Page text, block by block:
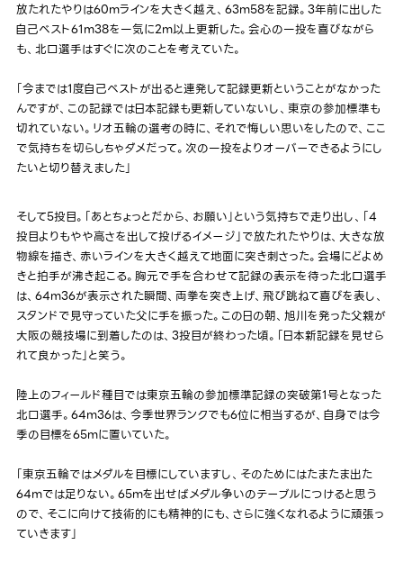
放たれたやりは60mラインを大きく越え、63m58を記録。3年前に出した
自己ベスト61m38を一気に2m以上更新した。会心の一投を喜びながら
も、北口選手はすぐに次のことを考えていた。
「今までは1度自己ベストが出ると連発して記録更新ということがなかった
んですが、この記録では日本記録も更新していないし、東京の参加標準も
切れていない。リオ五輪の選考の時に、それで悔しい思いをしたので、ここ
で気持ちを切らしちゃダメだって。次の一投をよりオーバーできるようにし
たいと切り替えました」
そして5投目。「あとちょっとだから、お願い」という気持ちで走り出し、「4
投目よりもやや高さを出して投げるイメージ」で放たれたやりは、大きな放
物線を描き、赤いラインを大きく越えて地面に突き刺さった。会場にどよめ
きと拍手が沸き起こる。胸元で手を合わせて記録の表示を待った北口選手
は、64m36が表示された瞬間、両拳を突き上げ、飛び跳ねて喜びを表し、
スタンドで見守っていた父に手を振った。この日の朝、旭川を発った父親が
大阪の競技場に到着したのは、3投目が終わった頃。「日本新記録を見せら
れて良かった」と笑う。
陸上のフィールド種目では東京五輪の参加標準記録の突破第1号となった
北口選手。64m36は、今季世界ランクでも6位に相当するが、自身では今
季の目標を65mに置いていた。
「東京五輪ではメダルを目標にしていますし、そのためにはたまたま出た
64mでは足りない。65mを出せばメダル争いのテーブルにつけると思う
ので、そこに向けて技術的にも精神的にも、さらに強くなれるように頑張っ
ていきます」